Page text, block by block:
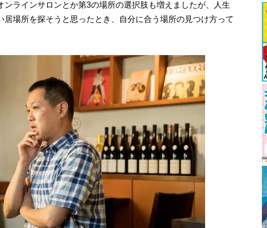
ンラインサロンとか第3の場所の選択肢も増えましたが、人生
居場所を探そうと思ったとき、自分に合う場所の見つけ方って